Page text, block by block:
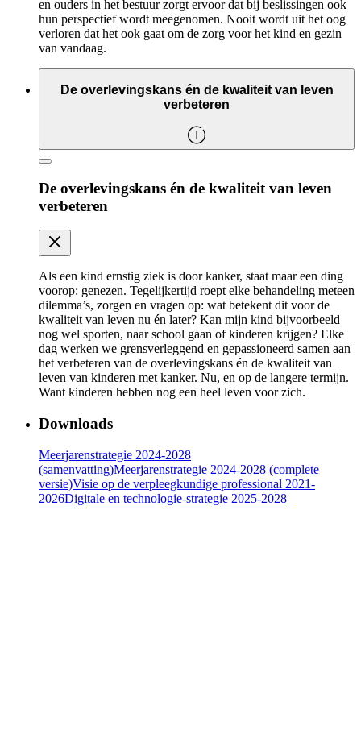
en ouders in het bestuur zorgt ervoor dat bij beslissingen ook
hun perspectief wordt meegenomen. Nooit wordt uit het oog
verloren dat het ook gaat om de zorg voor het kind en gezin
van vandaag.
De overlevingskans én de kwaliteit van leven
verbeteren
De overlevingskans én de kwaliteit van leven
verbeteren
Als een kind ernstig ziek is door kanker, staat maar een ding
voorop: genezen. Tegelijkertijd roept elke behandeling meteen
dilemma’s, zorgen en vragen op: wat betekent dit voor de
kwaliteit van leven nu én later? Kan mijn kind bijvoorbeeld
nog wel sporten, naar school gaan of kinderen krijgen? Elke
dag werken we grensverleggend en gepassioneerd samen aan
het verbeteren van de overlevingskans én de kwaliteit van
leven van kinderen met kanker. Nu, en op de langere termijn.
Want kinderen hebben nog een heel leven voor zich.
Downloads
Meerjarenstrategie 2024-2028
(samenvatting)Meerjarenstrategie 2024-2028 (complete
versie)Visie op de verpleegkundige professional 2021-
2026Digitale en technologie-strategie 2025-2028